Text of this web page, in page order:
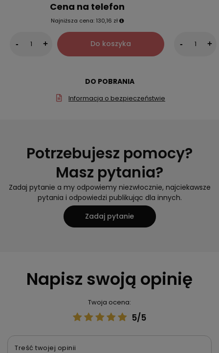
Cena na telefon
Najniższa cena: 130,16 zł
- + Do koszyka - +
DO POBRANIA
Informacja o bezpieczeństwie
Potrzebujesz pomocy?
Masz pytania?
Zadaj pytanie a my odpowiemy niezwłocznie, najciekawsze
pytania i odpowiedzi publikując dla innych.
Zadaj pytanie
Napisz swoją opinię
Twoja ocena:
5/5
Treść twojej opinii